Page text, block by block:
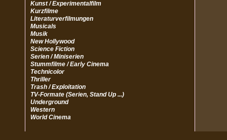
Kunst / Experimentalfilm
Kurzfilme
Literaturverfilmungen
Musicals
Musik
New Hollywood
Science Fiction
Serien / Miniserien
Stummfilme / Early Cinema
Technicolor
Thriller
Trash / Exploitation
TV-Formate (Serien, Stand Up ...)
Underground
Western
World Cinema